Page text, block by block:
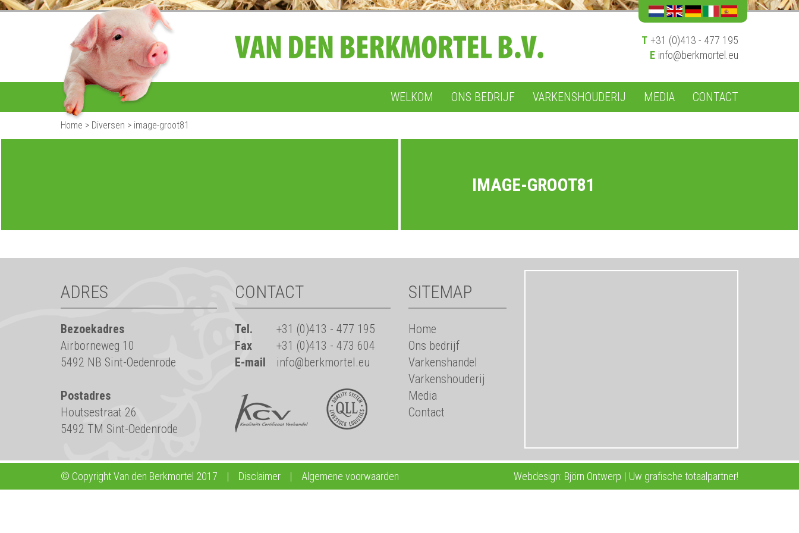
T +31 (0)413 - 477 195
E info@berkmortel.eu
WELKOM ONS BEDRIJF VARKENSHOUDERIJ MEDIA CONTACT
Home > Diversen > image-groot81
IMAGE-GROOT81
ADRES
Bezoekadres
Airborneweg 10
5492 NB Sint-Oedenrode
Postadres
Houtsestraat 26
5492 TM Sint-Oedenrode
CONTACT
Tel.
+31 (0)413 - 477 195
Fax
+31 (0)413 - 473 604
E-mail
info@berkmortel.eu
SITEMAP
Home
Ons bedrijf
Varkenshandel
Varkenshouderij
Media
Contact
© Copyright Van den Berkmortel 2017 | Disclaimer | Algemene voorwaarden Webdesign: Björn Ontwerp | Uw grafische totaalpartner!